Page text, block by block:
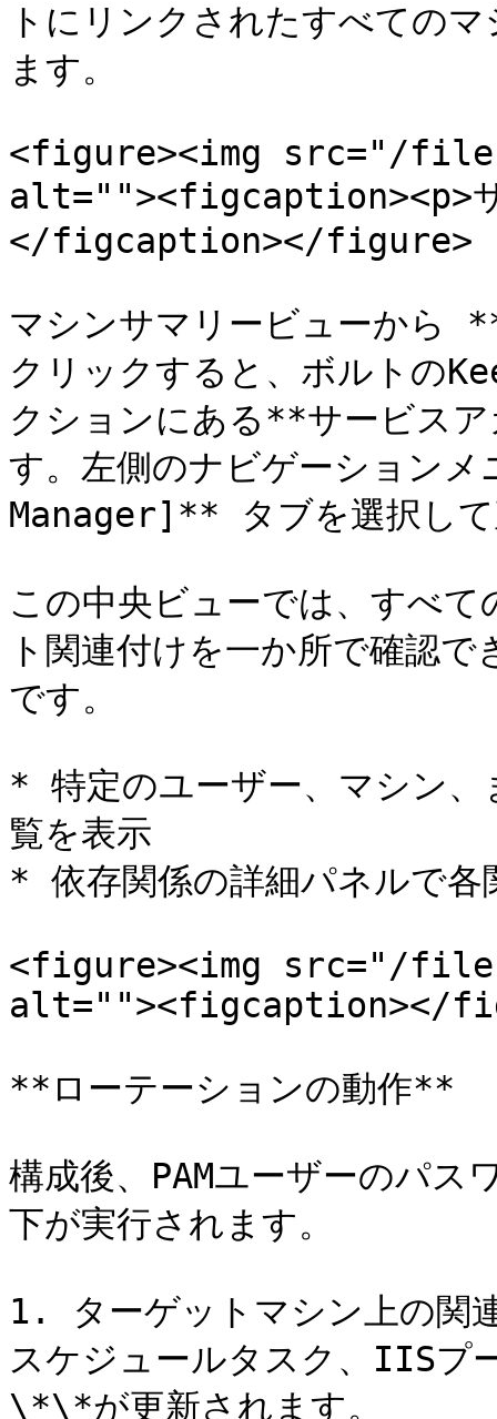
トにリンクされたすべての
ます。
<figure><img src="/files/
alt=""><figcaption><p>サ
</figcaption></figure>
マシンサマリービューか
クリックすると、ボルトの
クションにある**サービス
す。左側のナビゲーショ
Manager]** タブを選択して
この中央ビューでは、すべて
ト関連付けを一か所で確認
です。
* 特定のユーザー、マシン、
覧を表示
* 依存関係の詳細パネルで各
<figure><img src="/
alt=""><figcaption></
**ローテーションの動作**
構成後、PAMユーザーのパス
下が実行されます。
1. ターゲットマシン上の関
スケジュールタスク、IIS
\*\*が更新されます。